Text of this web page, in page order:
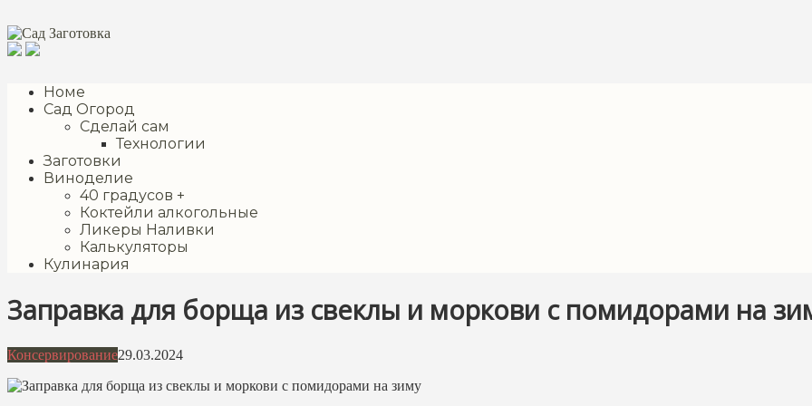
к
контенту
Номе
Сад Огород
Сделай сам
Технологии
Заготовки
Виноделие
40 градусов +
Коктейли алкогольные
Ликеры Наливки
Калькуляторы
Кулинария
Заправка для борща из свеклы и моркови с помидорами на
Консервирование29.03.2024